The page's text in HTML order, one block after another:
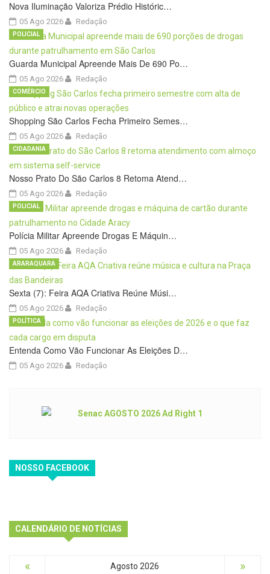
Nova Iluminação Valoriza Prédio Históric…
05 Ago 2026 Redação
Guarda Municipal Apreende Mais De 690 Po…
05 Ago 2026
POLICIAL
Redação
Shopping São Carlos Fecha Primeiro Semes…
05 Ago 2026
COMÉRCIO
Redação
Nosso Prato Do São Carlos 8 Retoma Atend…
05 Ago 2026
CIDADANIA
Redação
Polícia Militar Apreende Drogas E Máquin…
05 Ago 2026
POLICIAL
Redação
Sexta (7): Feira AQA Criativa Reúne Músi…
05 Ago 2026
ARARAQUARA
Redação
Entenda Como Vão Funcionar As Eleições D…
05 Ago 2026
POLÍTICA
Redação
NOSSO FACEBOOK
CALENDÁRIO DE NOTÍCIAS
« Agosto 2026 »